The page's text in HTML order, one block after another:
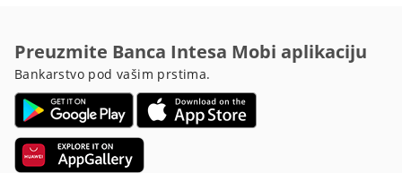
Preuzmite Banca Intesa Mobi aplikaciju
Bankarstvo pod vašim prstima.